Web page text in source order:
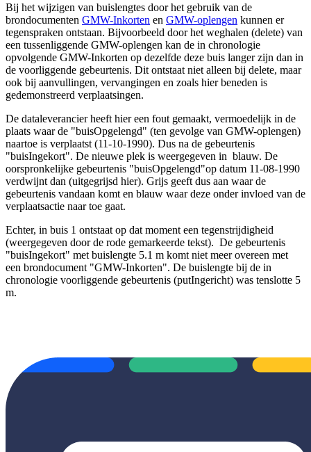
Bij het wijzigen van buislengtes door het gebruik van de
brondocumenten GMW-Inkorten en GMW-oplengen kunnen er
tegenspraken ontstaan. Bijvoorbeeld door het weghalen (delete) van
een tussenliggende GMW-oplengen kan de in chronologie
opvolgende GMW-Inkorten op dezelfde deze buis langer zijn dan in
de voorliggende gebeurtenis. Dit ontstaat niet alleen bij delete, maar
ook bij aanvullingen, vervangingen en zoals hier beneden is
gedemonstreerd verplaatsingen.
De dataleverancier heeft hier een fout gemaakt, vermoedelijk in de
plaats waar de "buisOpgelengd" (ten gevolge van GMW-oplengen)
naartoe is verplaatst (11-10-1990). Dus na de gebeurtenis
"buisIngekort". De nieuwe plek is weergegeven in blauw. De
oorspronkelijke gebeurtenis "buisOpgelengd"op datum 11-08-1990
verdwijnt dan (uitgegrijsd hier). Grijs geeft dus aan waar de
gebeurtenis vandaan komt en blauw waar deze onder invloed van de
verplaatsactie naar toe gaat.
Echter, in buis 1 ontstaat op dat moment een tegenstrijdigheid
(weergegeven door de rode gemarkeerde tekst). De gebeurtenis
"buisIngekort" met buislengte 5.1 m komt niet meer overeen met
een brondocument "GMW-Inkorten". De buislengte bij de in
chronologie voorliggende gebeurtenis (putIngericht) was tenslotte 5
m.